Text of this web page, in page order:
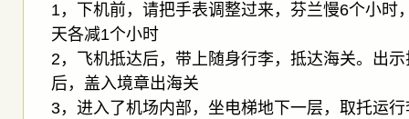
1，下机前，请把手表调整过来，芬兰慢6个小时
天各减1个小时
2，飞机抵达后，带上随身行李，抵达海关。出
后，盖入境章出海关
3，进入了机场内部，坐电梯地下一层，取托运